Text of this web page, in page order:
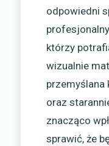
odpowiedni
którzy
wizualnie
przemyślana
oraz
znacząco
sprawić, że